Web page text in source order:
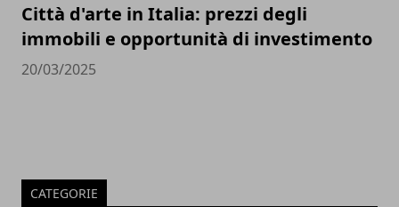
Città d'arte in Italia: prezzi degli
immobili e opportunità di investimento
20/03/2025
CATEGORIE